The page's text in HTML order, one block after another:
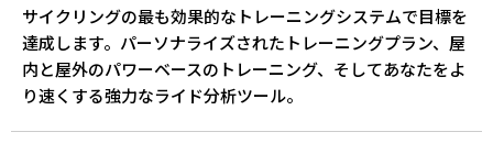
サイクリングの最も効果的なトレーニングシステムで目標を
達成します。パーソナライズされたトレーニングプラン、屋
内と屋外のパワーベースのトレーニング、そしてあなたをよ
り速くする強力なライド分析ツール。